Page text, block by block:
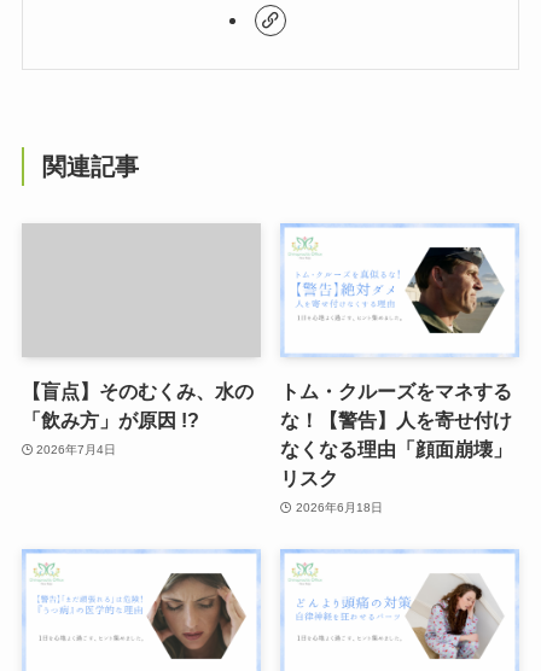
関連記事
【盲点】そのむくみ、水の
「飲み方」が原因 !?
2026年7月4日
トム・クルーズをマネする
な！【警告】人を寄せ付け
なくなる理由「顔面崩壊」
リスク
2026年6月18日